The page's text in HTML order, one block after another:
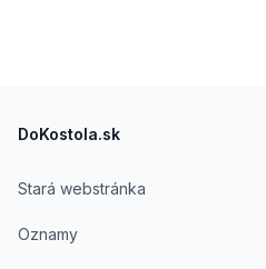
DoKostola.sk
Stará webstránka
Oznamy